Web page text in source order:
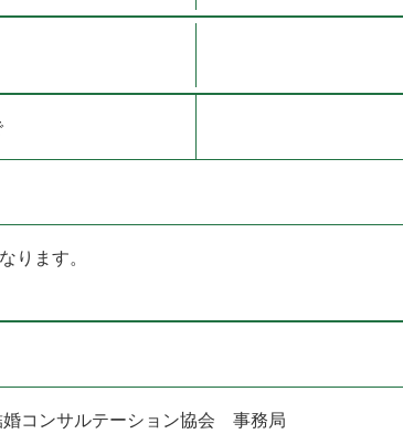
ります。
コンサルテーション協会 事務局